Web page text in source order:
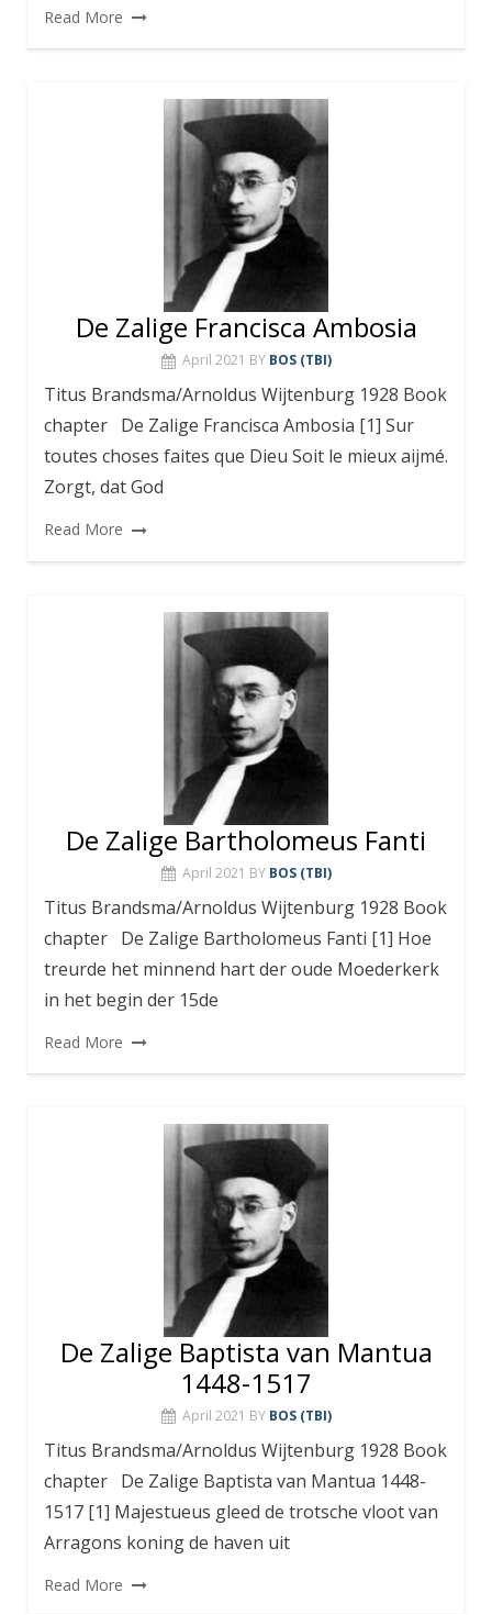
Read More
De Zalige Francisca Ambosia
April 2021 BY BOS (TBI)
Titus Brandsma/Arnoldus Wijtenburg 1928 Book
chapter De Zalige Francisca Ambosia [1] Sur
toutes choses faites que Dieu Soit le mieux aijmé.
Zorgt, dat God
Read More
De Zalige Bartholomeus Fanti
April 2021 BY BOS (TBI)
Titus Brandsma/Arnoldus Wijtenburg 1928 Book
chapter De Zalige Bartholomeus Fanti [1] Hoe
treurde het minnend hart der oude Moederkerk
in het begin der 15de
Read More
De Zalige Baptista van Mantua
1448-1517
April 2021 BY BOS (TBI)
Titus Brandsma/Arnoldus Wijtenburg 1928 Book
chapter De Zalige Baptista van Mantua 1448-
1517 [1] Majestueus gleed de trotsche vloot van
Arragons koning de haven uit
Read More